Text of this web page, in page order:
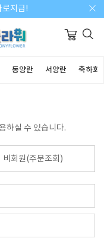
로지급!
동양란 서양란 축하화
하실 수 있습니다.
비회원(주문조회)